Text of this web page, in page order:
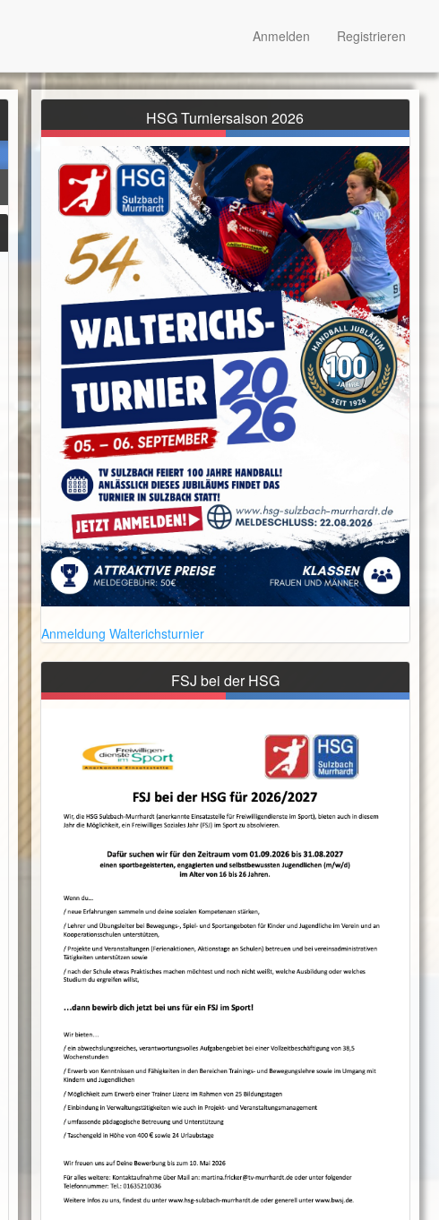
HSG Turniersaison 2026
Anmeldung Walterichsturnier
FSJ bei der HSG
Anmelden Registrieren